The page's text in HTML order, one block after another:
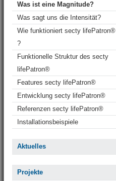
Was ist eine Magnitude?
Was sagt uns die Intensität?
Wie funktioniert secty lifePatron®
?
Funktionelle Struktur des secty
lifePatron®
Features secty lifePatron®
Entwicklung secty lifePatron®
Referenzen secty lifePatron®
Installationsbeispiele
Aktuelles
Projekte